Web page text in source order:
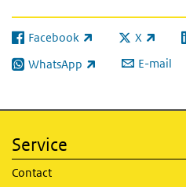
Facebook
(externe link) X
(externe
WhatsApp
(externe link) E-mail
Service
Contact